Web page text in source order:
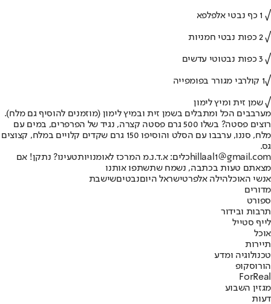
√ 1 כף נבטי אלפלפא
√ 2 כפות נבטי חמניות
√ 3 כפות נבטוטי עדשים
√1 קולרבי מגורר בפומפייה
√ שמן זית ומיץ לימון
מערבבים הכל ומתבלים בשמן זית ובמיץ לימון (מוזמנים להוסיף גם מלח).
רוצים פסטה? בשלו 500 גרם פסטה קצרה, נגיד של הפרפרים, במים עם
מלח, סננו, ערבבו עם הסלט והוסיפו 150 גרם שקדים קלויים במלח, קצוצים
גס.
hillaal1@gmail.comכלים: א.ד.נ.מ המרכז לאומנויותטעינו? נתקן! אם
מצאתם טעות בכתבה, נשמח שתשתפו אותנו
אנשי האוכלהילה אלפרטישראל היוםנבטיםשישבת
מדורים
ספורט
תרבות ובידור
לייף סטייל
אוכל
תיירות
טכנולוגיה ומדע
הורוסקופ
ForReal
מגזין השבוע
דעות